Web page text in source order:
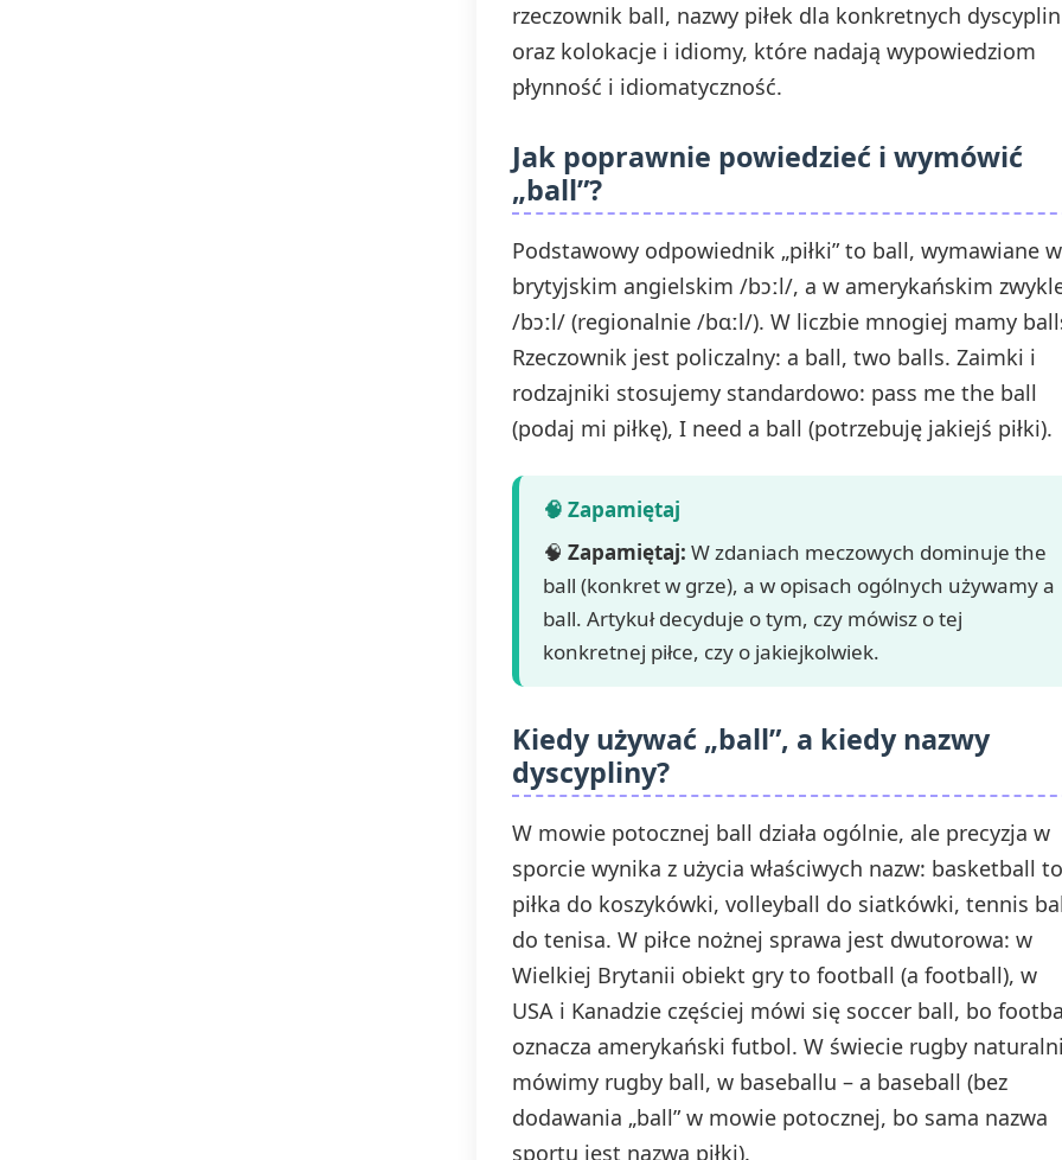
rzeczownik ball, nazwy piłek dla konkretnych dyscyplin
oraz kolokacje i idiomy, które nadają wypowiedziom
płynność i idiomatyczność.
Jak poprawnie powiedzieć i wymówić
„ball”?
Podstawowy odpowiednik „piłki” to ball, wymawiane w
brytyjskim angielskim /bɔːl/, a w amerykańskim
/bɔːl/ (regionalnie /bɑːl/). W liczbie mnogiej mamy
Rzeczownik jest policzalny: a ball, two balls. Zaimki i
rodzajniki stosujemy standardowo: pass me the ball
(podaj mi piłkę), I need a ball (potrzebuję jakiejś piłki).
🧠 Zapamiętaj: W zdaniach meczowych dominuje the
ball (konkret w grze), a w opisach ogólnych używamy a
ball. Artykuł decyduje o tym, czy mówisz o tej
konkretnej piłce, czy o jakiejkolwiek.
Kiedy używać „ball”, a kiedy nazwy
dyscypliny?
W mowie potocznej ball działa ogólnie, ale precyzja w
sporcie wynika z użycia właściwych nazw: basketball to
piłka do koszykówki, volleyball do siatkówki, tennis
do tenisa. W piłce nożnej sprawa jest dwutorowa: w
Wielkiej Brytanii obiekt gry to football (a football), w
USA i Kanadzie częściej mówi się soccer ball, bo
oznacza amerykański futbol. W świecie rugby
mówimy rugby ball, w baseballu – a baseball (bez
dodawania „ball” w mowie potocznej, bo sama nazwa
sportu jest nazwą piłki).